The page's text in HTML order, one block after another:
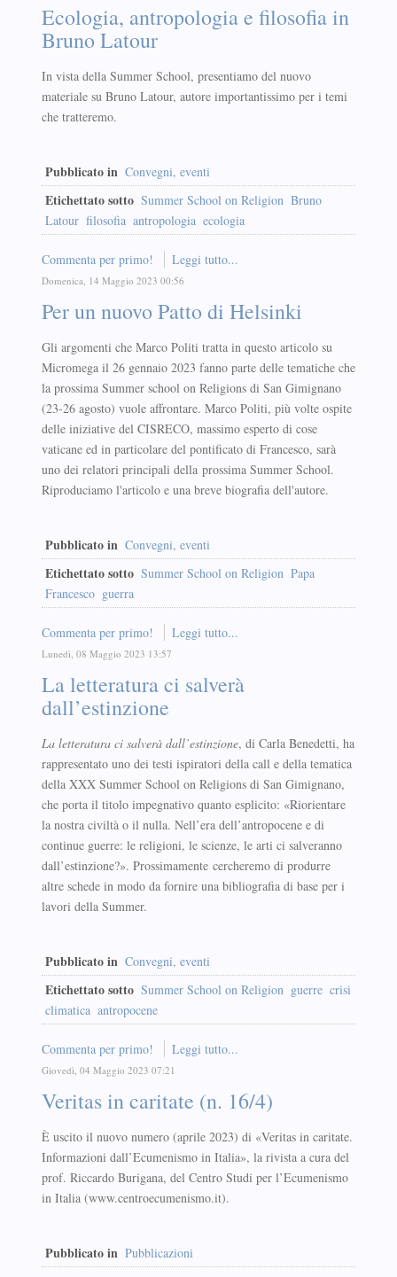
Ecologia, antropologia e filosofia in
Bruno Latour
In vista della Summer School, presentiamo del nuovo
materiale su Bruno Latour, autore importantissimo per i temi
che tratteremo.
Pubblicato in Convegni, eventi
Etichettato sotto Summer School on Religion Bruno
Latour filosofia antropologia ecologia
Commenta per primo! Leggi tutto...
Domenica, 14 Maggio 2023 00:56
Per un nuovo Patto di Helsinki
Gli argomenti che Marco Politi tratta in questo articolo su
Micromega il 26 gennaio 2023 fanno parte delle tematiche che
la prossima Summer school on Religions di San Gimignano
(23-26 agosto) vuole affrontare. Marco Politi, più volte ospite
delle iniziative del CISRECO, massimo esperto di cose
vaticane ed in particolare del pontificato di Francesco, sarà
uno dei relatori principali della prossima Summer School.
Riproduciamo l'articolo e una breve biografia dell'autore.
Pubblicato in Convegni, eventi
Etichettato sotto Summer School on Religion Papa
Francesco guerra
Commenta per primo! Leggi tutto...
Lunedì, 08 Maggio 2023 13:57
La letteratura ci salverà
dall’estinzione
La letteratura ci salverà dall’estinzione, di Carla Benedetti, ha
rappresentato uno dei testi ispiratori della call e della tematica
della XXX Summer School on Religions di San Gimignano,
che porta il titolo impegnativo quanto esplicito: «Riorientare
la nostra civiltà o il nulla. Nell’era dell’antropocene e di
continue guerre: le religioni, le scienze, le arti ci salveranno
dall’estinzione?». Prossimamente cercheremo di produrre
altre schede in modo da fornire una bibliografia di base per i
lavori della Summer.
Pubblicato in Convegni, eventi
Etichettato sotto Summer School on Religion guerre crisi
climatica antropocene
Commenta per primo! Leggi tutto...
Giovedì, 04 Maggio 2023 07:21
Veritas in caritate (n. 16/4)
È uscito il nuovo numero (aprile 2023) di «Veritas in caritate.
Informazioni dall’Ecumenismo in Italia», la rivista a cura del
prof. Riccardo Burigana, del Centro Studi per l’Ecumenismo
in Italia (www.centroecumenismo.it).
Pubblicato in Pubblicazioni